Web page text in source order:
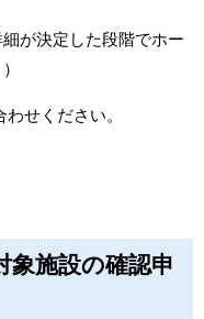
が決定した段階でホー
せください。
象施設の確認申